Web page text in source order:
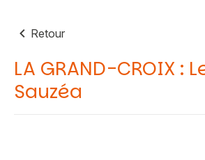
Retour
LA GRAND-CROIX :
Sauzéa